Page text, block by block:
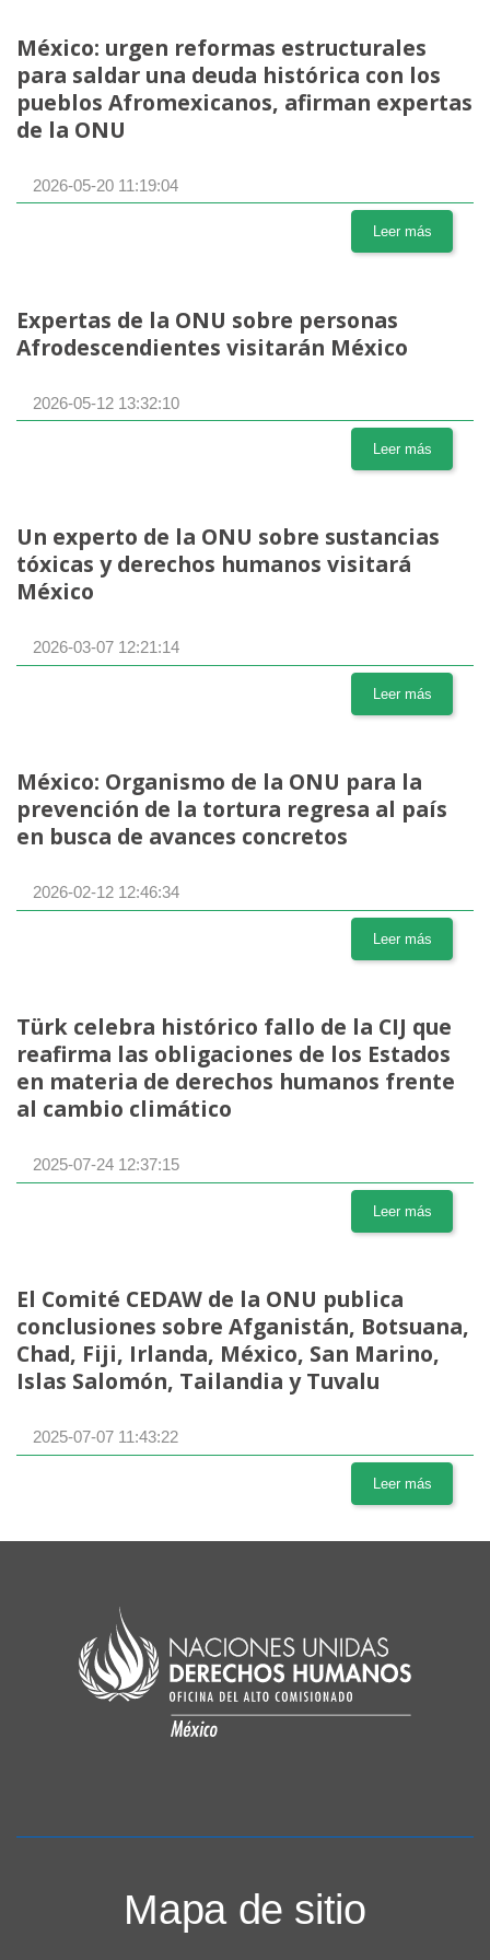
México: urgen reformas estructurales
para saldar una deuda histórica con los
pueblos Afromexicanos, afirman expertas
de la ONU
2026-05-20 11:19:04
Leer más
Expertas de la ONU sobre personas
Afrodescendientes visitarán México
2026-05-12 13:32:10
Leer más
Un experto de la ONU sobre sustancias
tóxicas y derechos humanos visitará
México
2026-03-07 12:21:14
Leer más
México: Organismo de la ONU para la
prevención de la tortura regresa al país
en busca de avances concretos
2026-02-12 12:46:34
Leer más
Türk celebra histórico fallo de la CIJ que
reafirma las obligaciones de los Estados
en materia de derechos humanos frente
al cambio climático
2025-07-24 12:37:15
Leer más
El Comité CEDAW de la ONU publica
conclusiones sobre Afganistán, Botsuana,
Chad, Fiji, Irlanda, México, San Marino,
Islas Salomón, Tailandia y Tuvalu
2025-07-07 11:43:22
Leer más
Mapa de sitio